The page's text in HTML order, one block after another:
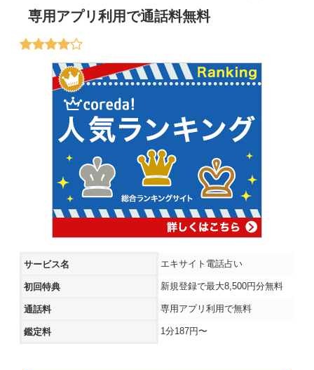
専用アプリ利用で通話料無料
サービス名 エキサイト電話占い
初回特典 新規登録で最大8,500円分無料
通話料 専用アプリ利用で無料
鑑定料 1分187円〜